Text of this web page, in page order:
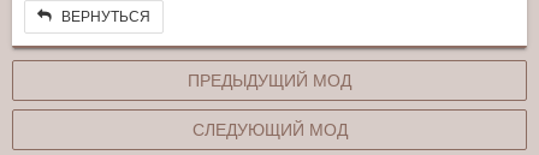
ВЕРНУТЬСЯ
ПРЕДЫДУЩИЙ МОД
СЛЕДУЮЩИЙ МОД